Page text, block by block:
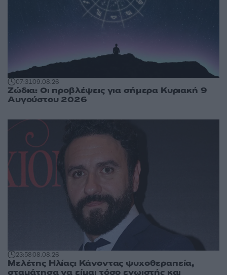
07:3109.08.26
Ζώδια: Οι προβλέψεις για σήμερα Κυριακή 9
Αυγούστου 2026
23:5808.08.26
Μελέτης Ηλίας: Κάνοντας ψυχοθεραπεία,
σταμάτησα να είμαι τόσο εγωιστής και